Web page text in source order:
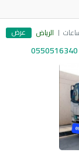
الرياض عرض